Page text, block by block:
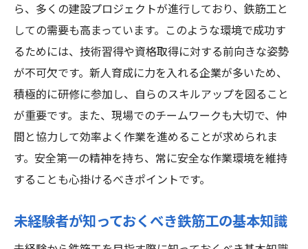
実践的なスキルを学べる充実のプログラム
研修プログラムで得られる具体的な技術
三郷市の企業が提供する研修の特徴
未経験者に優しい研修内容とは
三郷市での研修プログラム参加の流れ
鉄筋工として成長するための埼玉県三郷市の充
実したサポート体制
三郷市でのキャリアサポート体制の紹介
鉄筋工としての成長を支える現場サポート
ら、多くの建設プロジェクトが進行しており、鉄筋工と
しての需要も高まっています。このような環境で成功す
るためには、技術習得や資格取得に対する前向きな姿勢
が不可欠です。新人育成に力を入れる企業が多いため、
積極的に研修に参加し、自らのスキルアップを図ること
が重要です。また、現場でのチームワークも大切で、仲
間と協力して効率よく作業を進めることが求められま
す。安全第一の精神を持ち、常に安全な作業環境を維持
することも心掛けるべきポイントです。
未経験者が知っておくべき鉄筋工の基本知識